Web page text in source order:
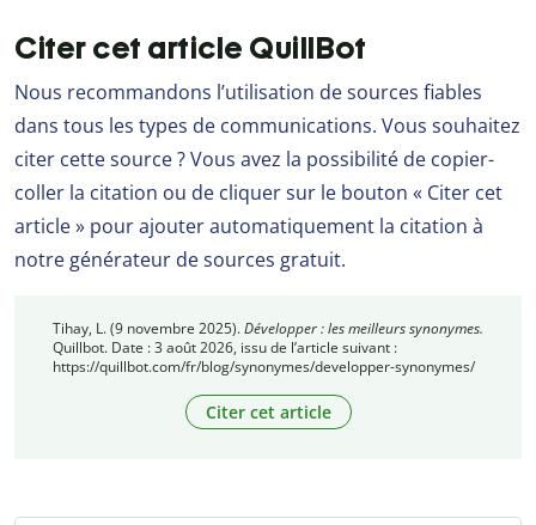
Citer cet article QuillBot
Nous recommandons l’utilisation de sources fiables
dans tous les types de communications. Vous souhaitez
citer cette source ? Vous avez la possibilité de copier-
coller la citation ou de cliquer sur le bouton « Citer cet
article » pour ajouter automatiquement la citation à
notre générateur de sources gratuit.
Tihay, L. (9 novembre 2025).Développer : les meilleurs synonymes.
Quillbot. Date : 3 août 2026, issu de l’article suivant :
https://quillbot.com/fr/blog/synonymes/developper-synonymes/
Citer cet article